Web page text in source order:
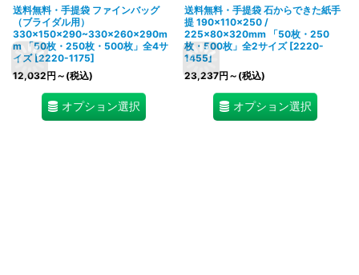
送料無料・手提袋 ファインバッグ
（ブライダル用）
330×150×290~330×260×290m
m 「50枚・250枚・500枚」全4サ
イズ [2220-1175]
12,032円 ～ (税込)
オプション選択
送料無料・手提袋 石からできた紙手
提 190×110×250 /
225×80×320mm 「50枚・250
枚・500枚」全2サイズ [2220-
1455]
23,237円 ～ (税込)
オプション選択